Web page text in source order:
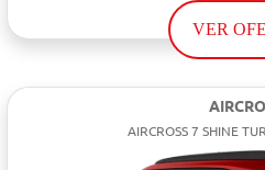
VER
AIRCROSS 7 SHINE